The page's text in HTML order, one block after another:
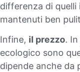
differenza di quelli
mantenuti ben
Infine, il prezzo.
ecologico sono
dipende anche da